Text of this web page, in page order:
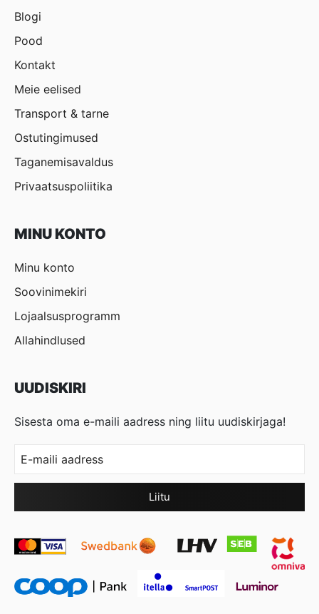
Blogi
Pood
Kontakt
Meie eelised
Transport & tarne
Ostutingimused
Taganemisavaldus
Privaatsuspoliitika
MINU KONTO
Minu konto
Soovinimekiri
Lojaalsusprogramm
Allahindlused
UUDISKIRI
Sisesta oma e-maili aadress ning liitu uudiskirjaga!